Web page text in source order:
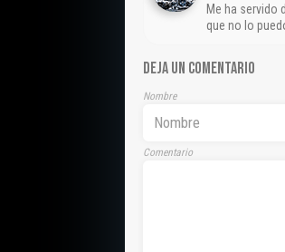
Me ha servido
que no lo
DEJA UN COMENTARIO
Nombre
Comentario